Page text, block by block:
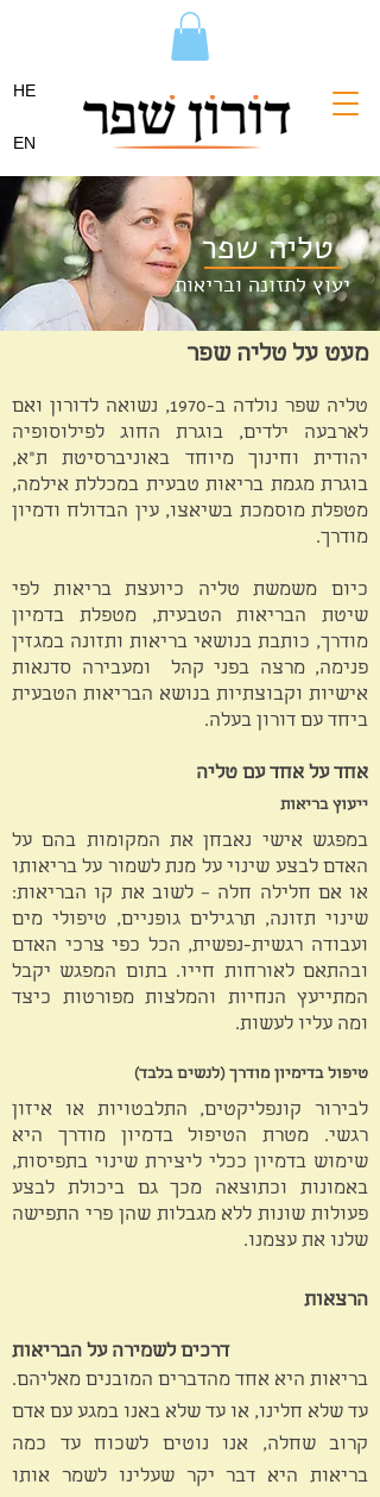
HE
EN
טליה שפר
יעוץ לתזונה ובריאות
מעט על טליה שפר
טליה שפר נולדה ב-1970, נשואה לדורון ואם
לארבעה ילדים, בוגרת החוג לפילוסופיה
יהודית וחינוך מיוחד באוניברסיטת ת"א,
בוגרת מגמת בריאות טבעית במכללת אילמה,
מטפלת מוסמכת בשיאצו, עין הבדולח ודמיון
מודרך.
כיום משמשת טליה כיועצת בריאות לפי
שיטת הבריאות הטבעית, מטפלת בדמיון
מודרך, כותבת בנושאי בריאות ותזונה במגזין
פנימה, מרצה בפני קהל ומעבירה סדנאות
אישיות וקבוצתיות בנושא הבריאות הטבעית
ביחד עם דורון בעלה.
אחד על אחד עם טליה
ייעוץ בריאות
במפגש אישי נאבחן את המקומות בהם על
האדם לבצע שינוי על מנת לשמור על בריאותו
או אם חלילה חלה – לשוב את קו הבריאות:
שינוי תזונה, תרגילים גופניים, טיפולי מים
ועבודה רגשית-נפשית, הכל כפי צרכי האדם
ובהתאם לאורחות חייו. בתום המפגש יקבל
המתייעץ הנחיות והמלצות מפורטות כיצד
ומה עליו לעשות.
טיפול בדימיון מודרך (לנשים בלבד)
לבירור קונפליקטים, התלבטויות או איזון
רגשי. מטרת הטיפול בדמיון מודרך היא
שימוש בדמיון ככלי ליצירת שינוי בתפיסות,
באמונות וכתוצאה מכך גם ביכולת לבצע
פעולות שונות ללא מגבלות שהן פרי התפישה
שלנו את עצמנו.
הרצאות
דרכים לשמירה על הבריאות
בריאות היא אחד מהדברים המובנים מאליהם.
עד שלא חלינו, או עד שלא באנו במגע עם אדם
קרוב שחלה, אנו נוטים לשכוח עד כמה
בריאות היא דבר יקר שעלינו לשמר אותו